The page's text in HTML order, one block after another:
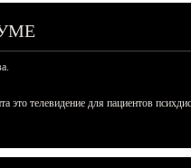
это телевидение для пациентов